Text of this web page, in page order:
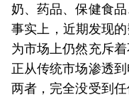
奶、药品、保健食品
事实上，近期发现
为市场上仍然充斥
正从传统市场渗透
两者，完全没受到